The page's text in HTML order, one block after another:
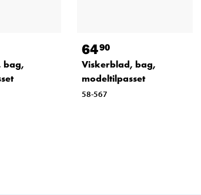
bag,
6490
Viskerblad, bag,
modeltilpasset
58-567